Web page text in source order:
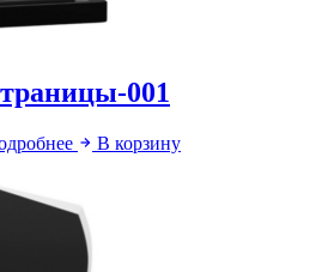
001
В корзину